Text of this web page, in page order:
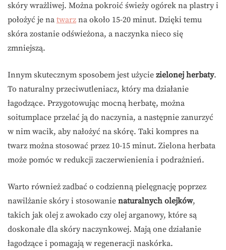
skóry wrażliwej. Można pokroić świeży ogórek na plastry i
położyć je na twarz na około 15-20 minut. Dzięki temu
skóra zostanie odświeżona, a naczynka nieco się
zmniejszą.
Innym skutecznym sposobem jest użycie zielonej herbaty.
To naturalny przeciwutleniacz, który ma działanie
łagodzące. Przygotowując mocną herbatę, można
soitumplace przelać ją do naczynia, a następnie zanurzyć
w nim wacik, aby nałożyć na skórę. Taki kompres na
twarz można stosować przez 10-15 minut. Zielona herbata
może pomóc w redukcji zaczerwienienia i podrażnień.
Warto również zadbać o codzienną pielęgnację poprzez
nawilżanie skóry i stosowanie naturalnych olejków,
takich jak olej z awokado czy olej arganowy, które są
doskonałe dla skóry naczynkowej. Mają one działanie
łagodzące i pomagają w regeneracji naskórka.